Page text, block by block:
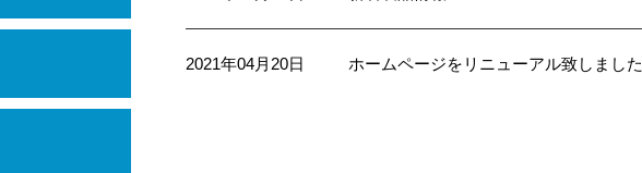
2021年04月20日 ホームページをリニューアル致しました